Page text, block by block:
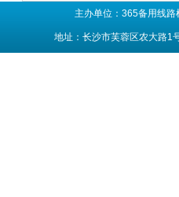
主办单位：365备用线
地址：长沙市芙蓉区农大路